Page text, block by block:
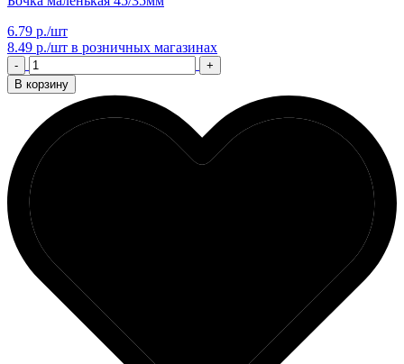
6.79 р./шт
8.49 р./шт в розничных магазинах
-
+
В корзину